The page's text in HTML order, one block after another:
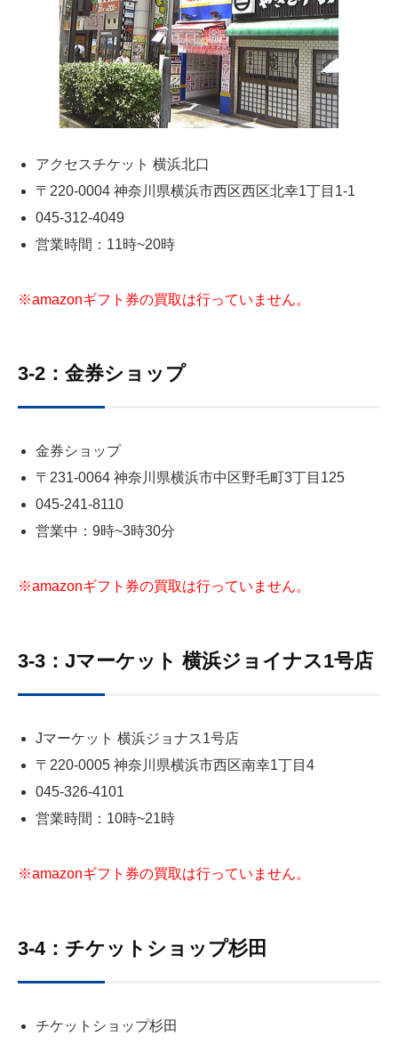
アクセスチケット 横浜北口
〒220-0004 神奈川県横浜市西区西区北幸1丁目1-1
045-312-4049
営業時間：11時~20時
※amazonギフト券の買取は行っていません。
3-2：金券ショップ
金券ショップ
〒231-0064 神奈川県横浜市中区野毛町3丁目125
045-241-8110
営業中：9時~3時30分
※amazonギフト券の買取は行っていません。
3-3：Jマーケット 横浜ジョイナス1号店
Jマーケット 横浜ジョナス1号店
〒220-0005 神奈川県横浜市西区南幸1丁目4
045-326-4101
営業時間：10時~21時
※amazonギフト券の買取は行っていません。
3-4：チケットショップ杉田
チケットショップ杉田